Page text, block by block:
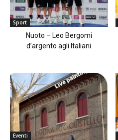
Sport
Nuoto – Leo Bergomi
d’argento agli Italiani
Eventi